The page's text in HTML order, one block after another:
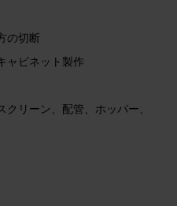
の切断
ャビネット製作
リーン、配管、ホッパー、